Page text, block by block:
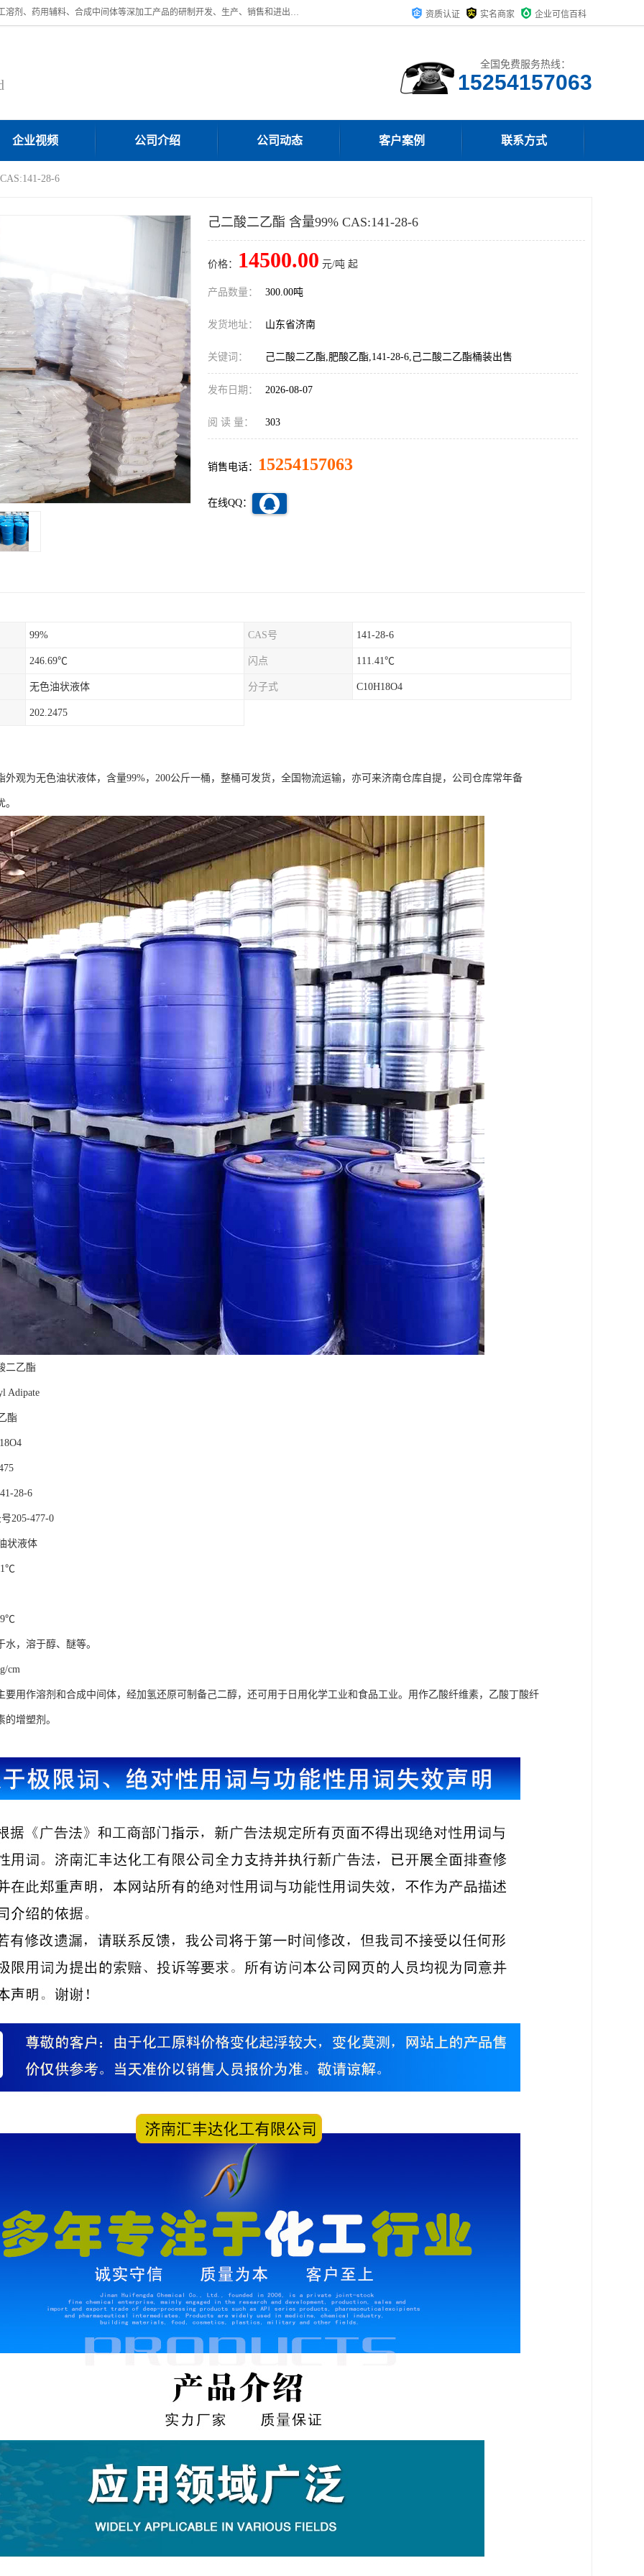
济南汇丰达化工有限公司是一家民营股份制精细化工企业，主要从事化工溶剂、药用辅料、合成中间体等深加工产品的研制开发、生产、销售和进出口贸易。主营产品：环氧丙烷，十二烷基苯，甲基磺酸，磺酸，DMF，DMAC，甘油，苯甲醇，乙酰氯，甲基丙烯酸，甲基丙烯酸甲酯，叔丁醇，异辛酸，二乙烯三胺，一乙，二乙‎，三乙醇胺，原乙酸三甲酯等化工产品及中间体。欢迎各界朋友洽谈咨询业务。 资质认证 实名商家 企业可信百科
全国免费服务热线：
15254157063
企业视频 公司介绍 公司动态 客户案例 联系方式
28-6
己二酸二乙酯 含量99% CAS:141-28-6
价格： 14500.00 元/吨 起
产品数量： 300.00吨
发货地址： 山东省济南
关键词： 己二酸二乙酯,肥酸乙酯,141-28-6,己二酸二乙酯桶装出售
发布日期： 2026-08-07
阅 读 量： 303
销售电话： 15254157063
在线QQ：
99% CAS号 141-28-6
246.69℃ 闪点 111.41℃
无色油状液体 分子式 C10H18O4
202.2475
外观为无色油状液体，含量99%，200公斤一桶，整桶可发货，全国物流运输，亦可来济南仓库自提，公司仓库常年备
二乙酯
Adipate
酯
28-6
205-477-0
状液体
水，溶于醇、醚等。
cm
要用作溶剂和合成中间体，经加氢还原可制备己二醇，还可用于日用化学工业和食品工业。用作乙酸纤维素，乙酸丁酸纤
的增塑剂。